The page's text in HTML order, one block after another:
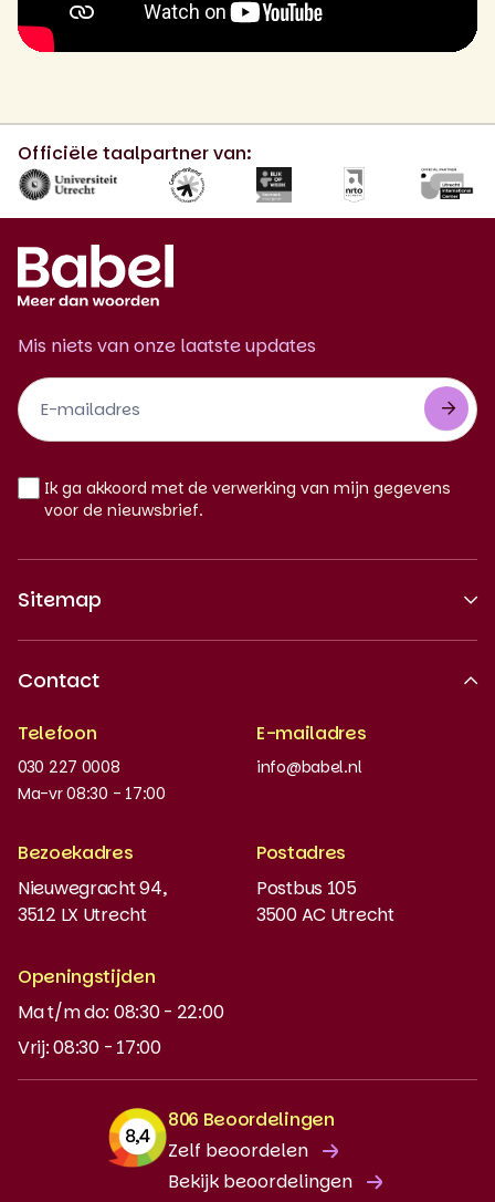
0:00 / 1:58
Officiële taalpartner van:
Mis niets van onze laatste updates
Footer
Newsletter
NL
Ik ga akkoord met de verwerking van mijn gegevens
voor de nieuwsbrief.
Sitemap
Nieuws en updates
Instaptoets
MyBabel
NT2
DUO-lening
Contact
Telefoon
030 227 0008
Ma-vr 08:30 - 17:00
E-mailadres
info@babel.nl
Bezoekadres
Nieuwegracht 94,
3512 LX Utrecht
Postadres
Postbus 105
3500 AC Utrecht
Openingstijden
Ma t/m do: 08:30 - 22:00
Vrij: 08:30 - 17:00
806 Beoordelingen
Zelf beoordelen
Bekijk beoordelingen